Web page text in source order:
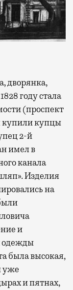
дворянка,
году стала
(проспект
купили купцы
2-й
имел в
канала
Изделия
на
и
одежды
была высокая,
уже
и пятнах,